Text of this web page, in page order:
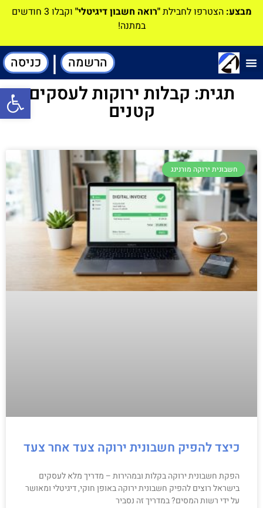
מבצע: הצטרפו לחבילת"רואה חשבון דיגיטלי"
וקבלו 3 חודשים
במתנה!
הרשמה | כניסה
תגית: קבלות ירוקות לעסקים
קטנים
חשבונית ירוקה מורנינג
כיצד להפיק חשבונית ירוקה צעד אחר צעד
הפקת חשבונית ירוקה בקלות ובמהירות – מדריך מלא לעסקים
בישראל רוצים להפיק חשבונית ירוקה באופן חוקי, דיגיטלי ומאושר
על ידי רשות המסים? במדריך זה נסביר
פתח